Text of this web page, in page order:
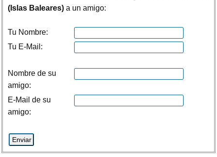
(Islas Baleares) a un amigo:
Tu Nombre:
Tu E-Mail:
Nombre de su
amigo:
E-Mail de su
amigo: